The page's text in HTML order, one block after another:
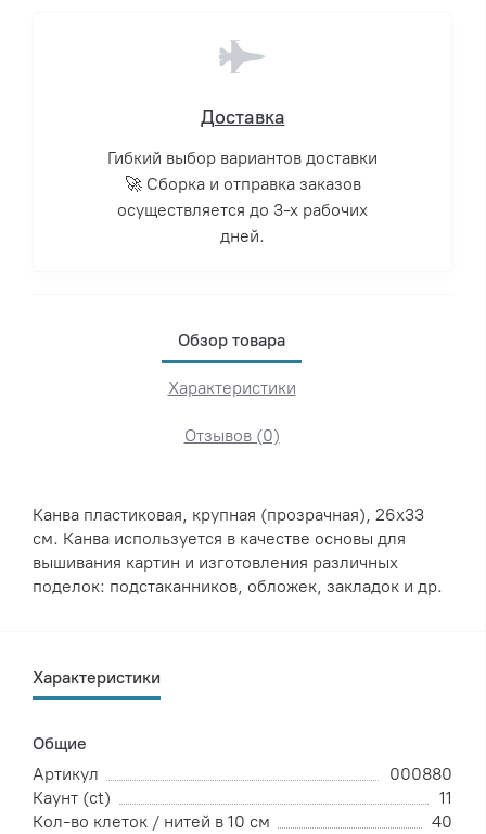
Доставка
Гибкий выбор вариантов доставки
🚀 Сборка и отправка заказов
осуществляется до 3-х рабочих
дней.
Обзор товара
Характеристики
Отзывов (0)
Канва пластиковая, крупная (прозрачная), 26х33
см. Канва используется в качестве основы для
вышивания картин и изготовления различных
поделок: подстаканников, обложек, закладок и др.
Характеристики
Общие
Артикул
000880
Каунт (ct)
11
Кол-во клеток / нитей в 10 см
40